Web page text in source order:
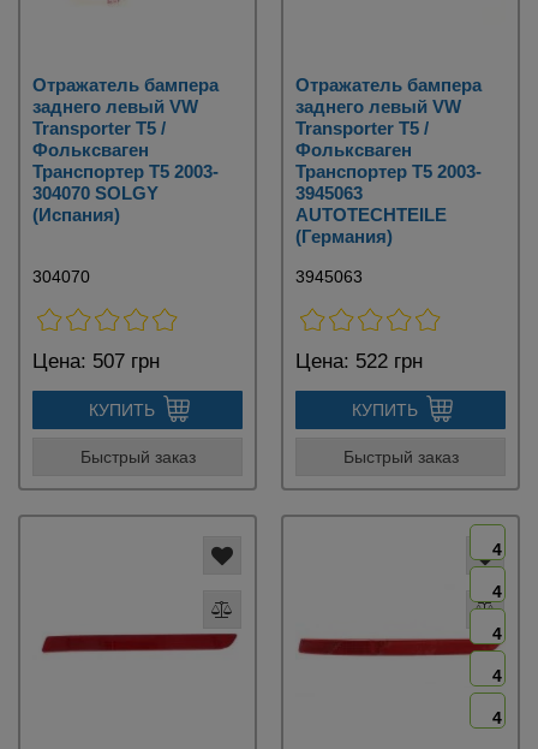
Отражатель бампера
заднего левый VW
Transporter T5 /
Фольксваген
Транспортер Т5 2003-
304070 SOLGY
(Испания)
304070
Цена: 507 грн
КУПИТЬ
Быстрый заказ
Отражатель бампера
заднего левый VW
Transporter T5 /
Фольксваген
Транспортер Т5 2003-
3945063
AUTOTECHTEILE
(Германия)
3945063
Цена: 522 грн
КУПИТЬ
Быстрый заказ
4
4
4
4
4